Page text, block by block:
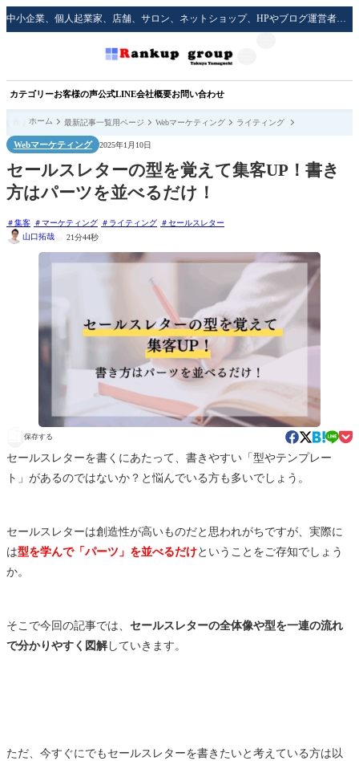
中小企業、個人起業家、店舗、サロン、ネットショップ、HPやブログ運営者のための実践的な集客方法をサポート！
カテゴリーお客様の声公式LINE会社概要お問い合わせ
ホーム 最新記事一覧用ページ Webマーケティング ライティング
Webマーケティング 2025年1月10日
セールスレターの型を覚えて集客UP！書き
方はパーツを並べるだけ！
集客 マーケティング ライティング
セールスレター
山口拓哉
21分44秒
保存する
セールスレターを書くにあたって、書きやすい「型やテンプレー
ト」があるのではないか？と悩んでいる方も多いでしょう。
セールスレターは創造性が高いものだと思われがちですが、実際に
は型を学んで「パーツ」を並べるだけということをご存知でしょう
か。
そこで今回の記事では、 セールスレターの全体像や型を一連の流れ
で分かりやすく図解していきます。
ただ、今すぐにでもセールスレターを書きたいと考えている方は以